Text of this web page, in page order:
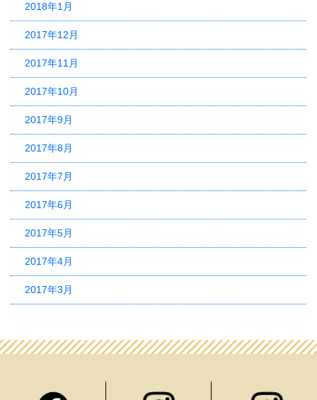
2018年1月
2017年12月
2017年11月
2017年10月
2017年9月
2017年8月
2017年7月
2017年6月
2017年5月
2017年4月
2017年3月